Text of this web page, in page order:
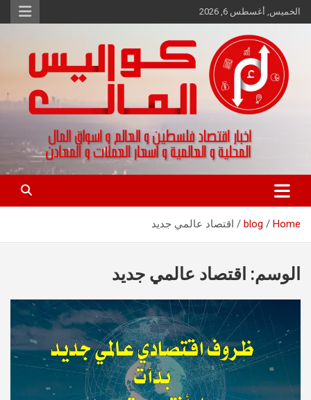
Skip
to
الخميس, أغسطس 6, 2026
كواليس المال
اخبار اقتصاد فلسطين و العالم و تقارير اسواق المال و العملات
Home
blog اقتصاد عالمي جديد
الوسم: اقتصاد عالمي جديد